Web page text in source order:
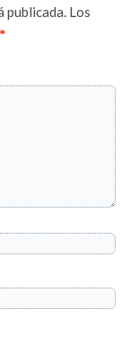
publicada. Los
*